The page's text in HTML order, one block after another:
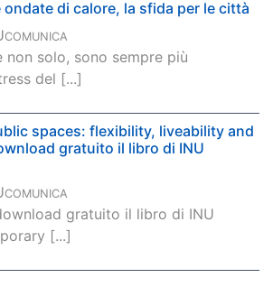
ondate di calore, la sfida per le città
COMUNICA
non solo, sono sempre più
del [...]
spaces: flexibility, liveability and
gratuito il libro di INU
COMUNICA
gratuito il libro di INU
[...]